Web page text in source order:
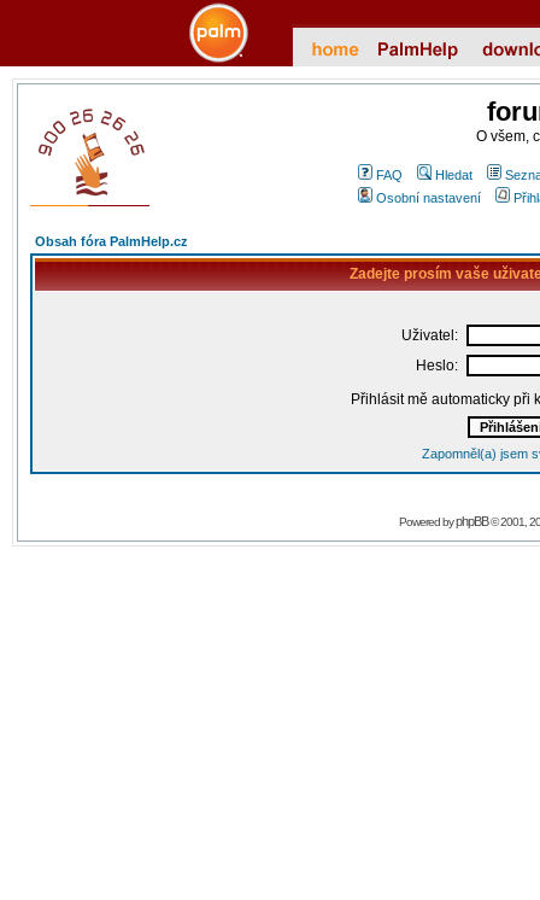
O všem,
FAQ Hledat
Osobní nastavení
Obsah fóra PalmHelp.cz
Zadejte prosím vaše
Uživatel:
Heslo:
Přihlásit mě automaticky při
Zapomněl(a) jsem
Powered byphpBB© 2001,